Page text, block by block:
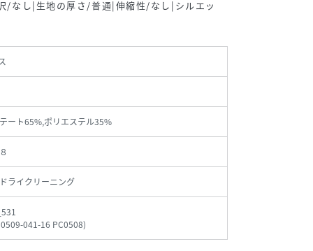
/なし|生地の厚さ/普通|伸縮性/なし|シルエッ
ート65%,ポリエステル35%
ライクリーニング
041-16 PC0508)